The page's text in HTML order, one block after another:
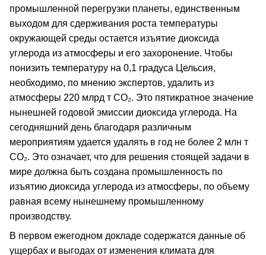
промышленной перегрузки планеты, единственным
выходом для сдерживания роста температуры
окружающей среды остается изъятие диоксида
углерода из атмосферы и его захоронение. Чтобы
понизить температуру на 0,1 градуса Цельсия,
необходимо, по мнению экспертов, удалить из
атмосферы 220 млрд т CO₂. Это пятикратное значение
нынешней годовой эмиссии диоксида углерода. На
сегодняшний день благодаря различным
мероприятиям удается удалять в год не более 2 млн т
CO₂. Это означает, что для решения стоящей задачи в
мире должна быть создана промышленность по
изъятию диоксида углерода из атмосферы, по объему
равная всему нынешнему промышленному
производству.
В первом ежегодном докладе содержатся данные об
ущербах и выгодах от изменения климата для